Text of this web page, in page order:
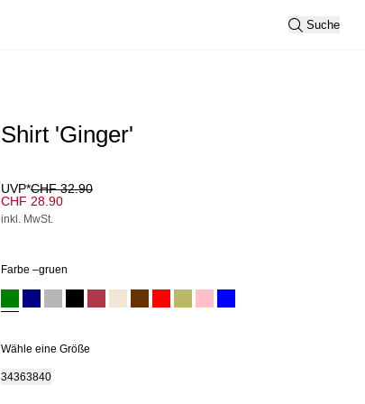
Suche
Shirt 'Ginger'
UVP*CHF 32.90
CHF 28.90
inkl. MwSt.
Farbe –gruen
Wähle eine Größe
34363840